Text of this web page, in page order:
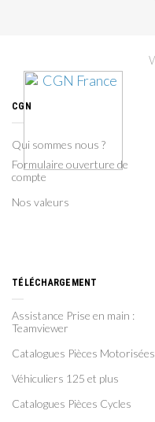
CGN
Qui sommes nous ?
Formulaire ouverture de
compte
Nos valeurs
TÉLÉCHARGEMENT
Assistance Prise en main :
Teamviewer
Catalogues Pièces Motorisées
Véhiculiers 125 et plus
Catalogues Pièces Cycles